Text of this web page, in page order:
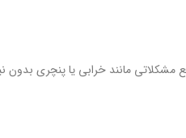
مانند خرابی یا پنچری بدون